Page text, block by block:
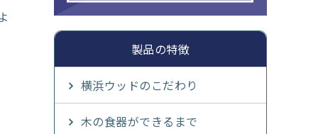
製品の特徴
横浜ウッドのこだわり
木の食器ができるまで